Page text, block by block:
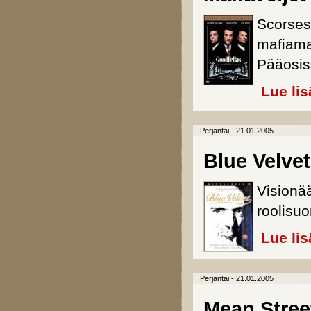
Lue
Perjantai - 21.01.2005
Blue Velvet
Lue
Perjantai - 21.01.2005